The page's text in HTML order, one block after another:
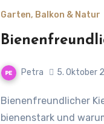
Garten, Balkon & Natur
Petra 5. Oktober
Bienenfreundlicher Kiesgarten, pflegeleicht, artenreich &
bienenstark und